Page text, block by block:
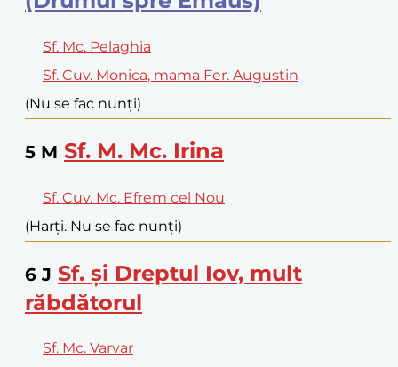
Sf. Mc. Pelaghia
Sf. Cuv. Monica, mama Fer. Augustin
(Nu se fac nunți)
5 M Sf. M. Mc. Irina
Sf. Cuv. Mc. Efrem cel Nou
(Harți. Nu se fac nunți)
6 J Sf. și Dreptul Iov, mult
răbdătorul
Sf. Mc. Varvar